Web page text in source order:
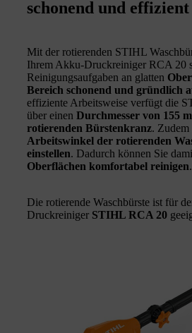
schonend und
Mit der rotierenden STIHL
Ihrem Akku-Druckreiniger RCA 20
Reinigungsaufgaben an glatten
Bereich schonend und gründlich
effiziente Arbeitsweise verfügt die
über einen Durchmesser von 155
rotierenden Bürstenkranz. Zudem
Arbeitswinkel der rotierenden
einstellen. Dadurch können Sie
Oberflächen komfortabel reinigen.
Die rotierende Waschbürste ist für
Druckreiniger STIHL RCA 20